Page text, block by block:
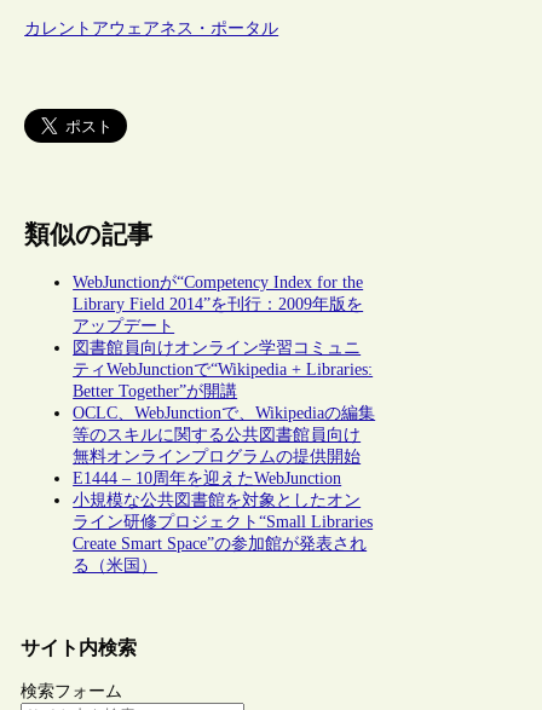
カレントアウェアネス・ポータル
類似の記事
WebJunctionが“Competency Index for the
Library Field 2014”を刊行：2009年版を
アップデート
図書館員向けオンライン学習コミュニ
ティWebJunctionで“Wikipedia + Libraries:
Better Together”が開講
OCLC、WebJunctionで、Wikipediaの編集
等のスキルに関する公共図書館員向け
無料オンラインプログラムの提供開始
E1444 – 10周年を迎えたWebJunction
小規模な公共図書館を対象としたオン
ライン研修プロジェクト“Small Libraries
Create Smart Space”の参加館が発表され
る（米国）
サイト内検索
検索フォーム